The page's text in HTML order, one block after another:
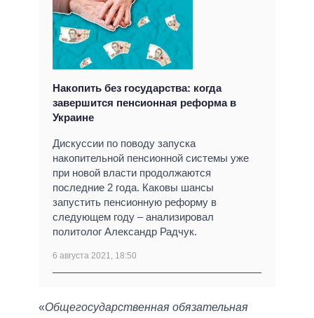
Накопить без государства: когда
завершится пенсионная реформа в
Украине
Дискуссии по поводу запуска
накопительной пенсионной системы уже
при новой власти продолжаются
последние 2 года. Каковы шансы
запустить пенсионную реформу в
следующем году ‒ анализировал
политолог Александр Радчук.
6 августа 2021, 18:50
«Общегосударственная обязательная